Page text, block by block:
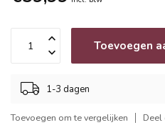
Toevoegen
1-3 dagen
Toevoegen om te vergelijken